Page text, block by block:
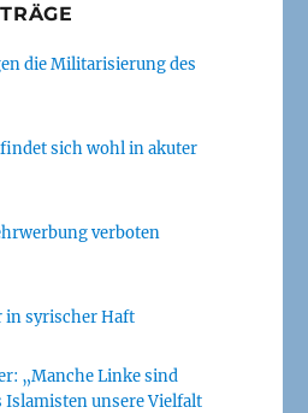
die Militarisierung des
sich wohl in akuter
verboten
in syrischer Haft
„Manche Linke sind
Islamisten unsere Vielfalt